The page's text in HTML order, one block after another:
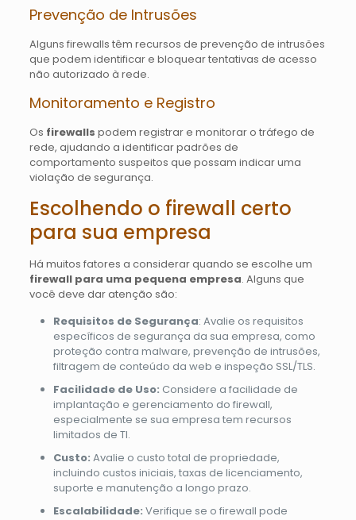
Prevenção de Intrusões
Alguns firewalls têm recursos de prevenção de intrusões
que podem identificar e bloquear tentativas de acesso
não autorizado à rede.
Monitoramento e Registro
Os firewalls podem registrar e monitorar o tráfego de
rede, ajudando a identificar padrões de
comportamento suspeitos que possam indicar uma
violação de segurança.
Escolhendo o firewall certo
para sua empresa
Há muitos fatores a considerar quando se escolhe um
firewall para uma pequena empresa. Alguns que
você deve dar atenção são:
Requisitos de Segurança: Avalie os requisitos
específicos de segurança da sua empresa, como
proteção contra malware, prevenção de intrusões,
filtragem de conteúdo da web e inspeção SSL/TLS.
Facilidade de Uso: Considere a facilidade de
implantação e gerenciamento do firewall,
especialmente se sua empresa tem recursos
limitados de TI.
Custo: Avalie o custo total de propriedade,
incluindo custos iniciais, taxas de licenciamento,
suporte e manutenção a longo prazo.
Escalabilidade: Verifique se o firewall pode